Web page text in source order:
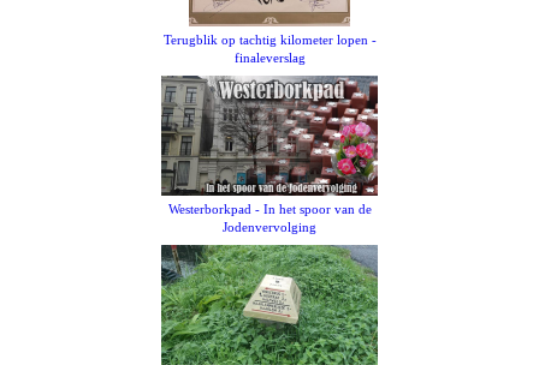
Terugblik op tachtig kilometer lopen -
finaleverslag
Westerborkpad - In het spoor van de
Jodenvervolging